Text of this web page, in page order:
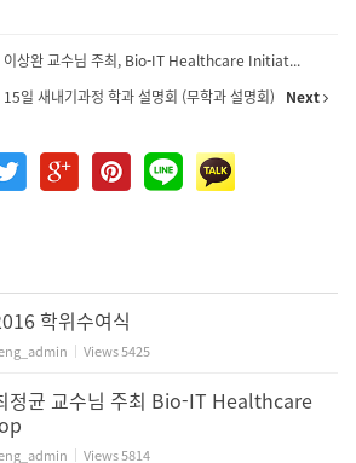
상완 교수님 주최, Bio-IT Healthcare Initiat...
일 새내기과정 학과 설명회 (무학과 설명회)
Next
학위수여식
Views5425
정균 교수님 주최 Bio-IT Healthcare
Views5814